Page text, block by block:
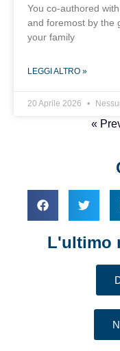
You co-authored
and foremost by the
your family
LEGGI ALTRO »
20 Aprile 2026
«
L'ultimo